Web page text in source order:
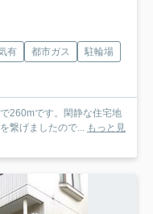
有 都市ガス
駐輪場
260mです。閑静な住宅地
繋げましたので... もっと見